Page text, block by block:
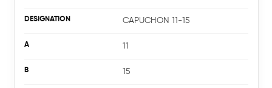
CAPUCHON 11-15
11
15